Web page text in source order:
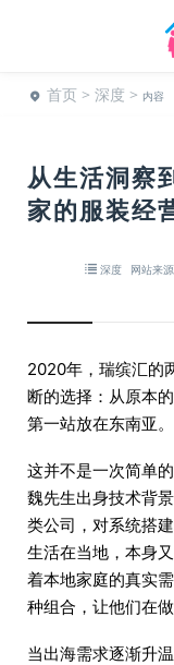
首页 > 深度 > 内容
从生活洞察
家的服装经
深度 网站来
2020年，瑞缤汇的
断的选择：从原本
第一站放在东南亚。
这并不是一次简单
魏先生出身技术背
类公司，对系统搭
生活在当地，本身
着本地家庭的真实
种组合，让他们在
当出海需求逐渐升